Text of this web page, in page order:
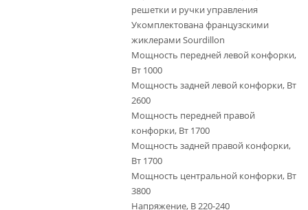
решетки и ручки управления
Укомплектована французскими
жиклерами Sourdillon
Мощность передней левой конфорки,
Вт 1000
Мощность задней левой конфорки, Вт
2600
Мощность передней правой
конфорки, Вт 1700
Мощность задней правой конфорки,
Вт 1700
Мощность центральной конфорки, Вт
3800
Напряжение, В 220-240